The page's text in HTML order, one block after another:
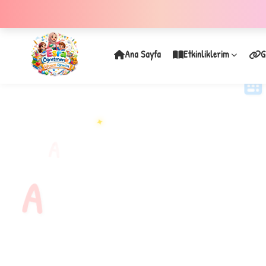
✦
Ana Sayfa Etkinliklerim
A